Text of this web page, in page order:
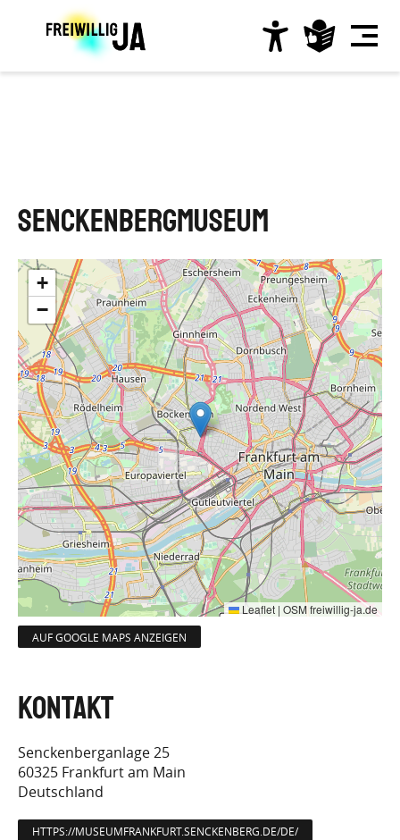
Senckenbergmuseum
+
−
Leaflet | OSM freiwillig-ja.de
AUF GOOGLE MAPS ANZEIGEN
Senckenberganlage 25
60325 Frankfurt am Main
Deutschland
HTTPS://MUSEUMFRANKFURT.SENCKENBERG.DE/DE/